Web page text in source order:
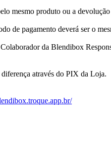
mesmo produto ou a
de pagamento deverá ser o
da Blendibox
através do PIX da Loja.